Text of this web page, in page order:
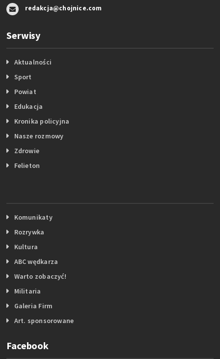
redakcja@chojnice.com
Serwisy
Aktualności
Sport
Powiat
Edukacja
Kronika policyjna
Nasze rozmowy
Zdrowie
Felieton
Komunikaty
Rozrywka
Kultura
ABC wędkarza
Warto zobaczyć!
Militaria
Galeria Firm
Art. sponsorowane
Facebook